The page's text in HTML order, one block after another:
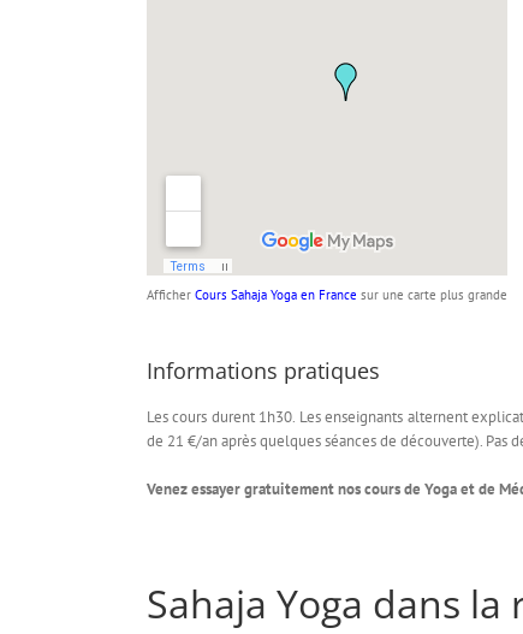
Afficher Cours Sahaja Yoga en France sur une carte plus grande
Informations pratiques
Les cours durent 1h30. Les enseignants alternent
de 21 €/an après quelques séances de découverte). Pas
Venez essayer gratuitement nos cours de Yoga et de
Sahaja Yoga dans